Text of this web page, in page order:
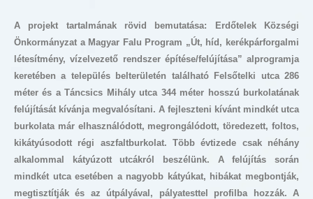
A projekt tartalmának rövid bemutatása: Erdőtelek Községi
Önkormányzat a Magyar Falu Program „Út, híd, kerékpárforgalmi
létesítmény, vízelvezető rendszer építése/felújítása” alprogramja
keretében a település belterületén található Felsőtelki utca 286
méter és a Táncsics Mihály utca 344 méter hosszú burkolatának
felújítását kívánja megvalósítani. A fejleszteni kívánt mindkét utca
burkolata már elhasználódott, megrongálódott, töredezett, foltos,
kikátyúsodott régi aszfaltburkolat. Több évtizede csak néhány
alkalommal kátyúzott utcákról beszélünk. A felújítás során
mindkét utca esetében a nagyobb kátyúkat, hibákat megbontják,
megtisztítják és az útpályával, pályatesttel profilba hozzák. A